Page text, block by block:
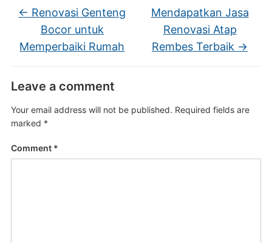
← Renovasi Genteng
Bocor untuk
Memperbaiki Rumah
Mendapatkan Jasa
Renovasi Atap
Rembes Terbaik →
Leave a comment
Your email address will not be published. Required fields are
marked *
Comment *